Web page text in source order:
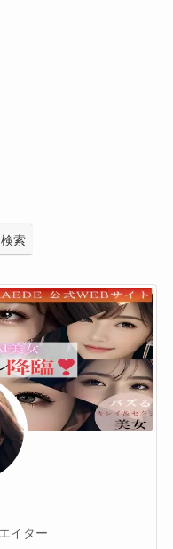
検索
イター